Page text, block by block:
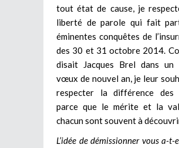
tout état de cause, je
liberté de parole qui fait
éminentes conquêtes de
des 30 et 31 octobre 2014.
disait Jacques Brel dans un
vœux de nouvel an, je leur
respecter la différence des
parce que le mérite et la
chacun sont souvent à
L’idée de démissionner vous a-t-